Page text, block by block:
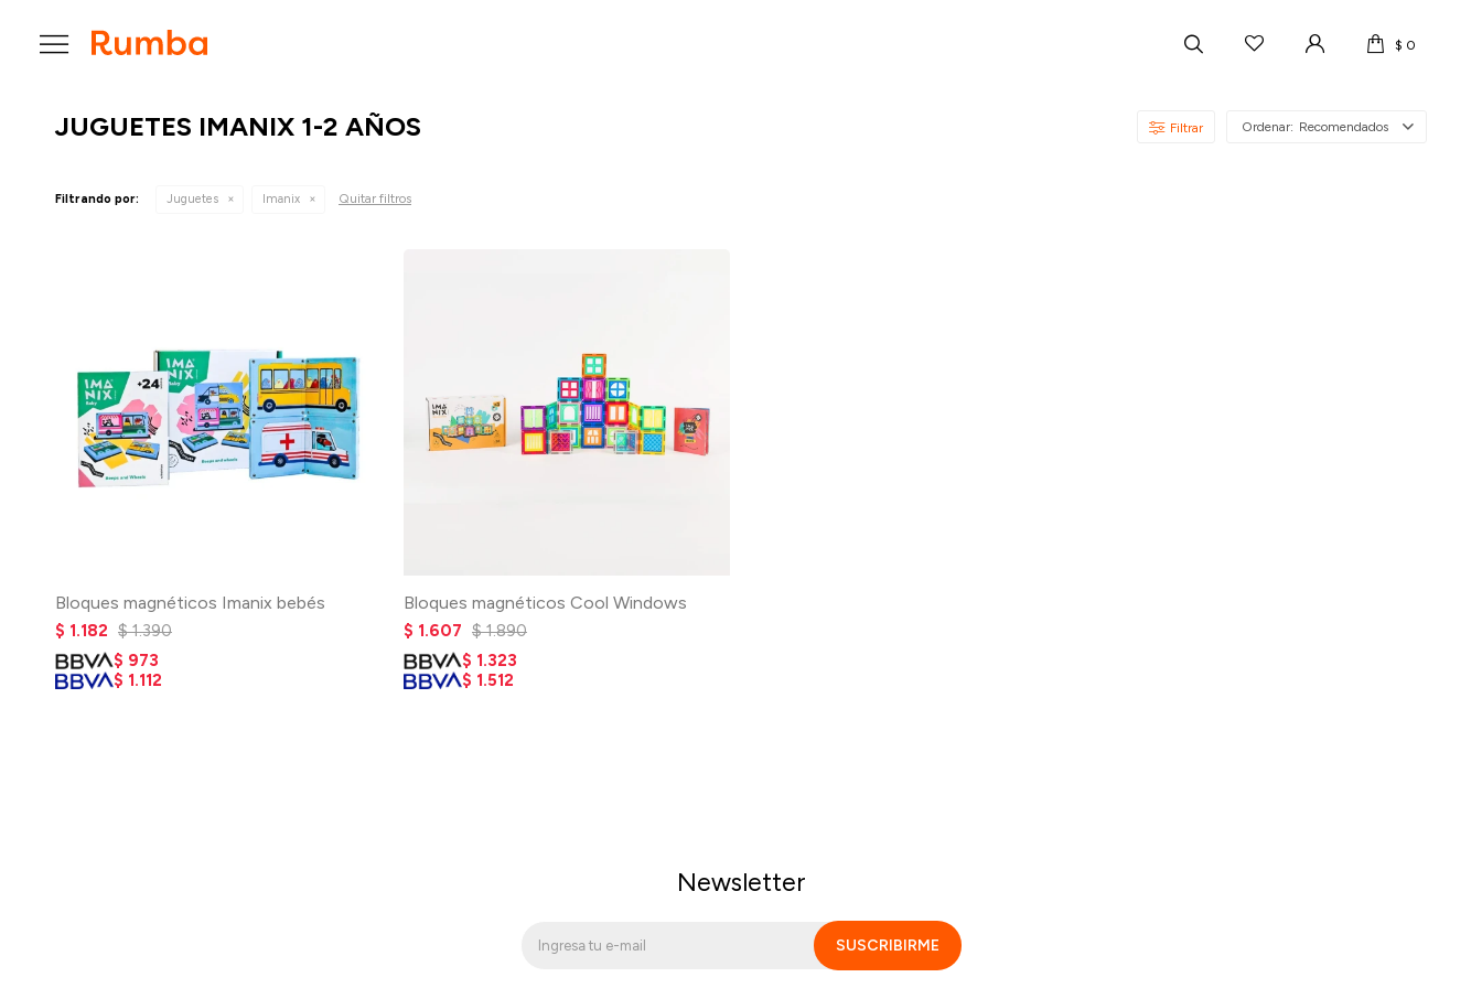
$ 0

JUGUETES IMANIX 1-2 AÑOS Recomendados
Filtrando por: Juguetes Imanix Quitar filtros
Bloques magnéticos Imanix bebés
$ 1.182 $ 1.390
$ 973
$ 1.112
Bloques magnéticos Cool Windows
$ 1.607 $ 1.890
$ 1.323
$ 1.512
Newsletter
SUSCRIBIRME